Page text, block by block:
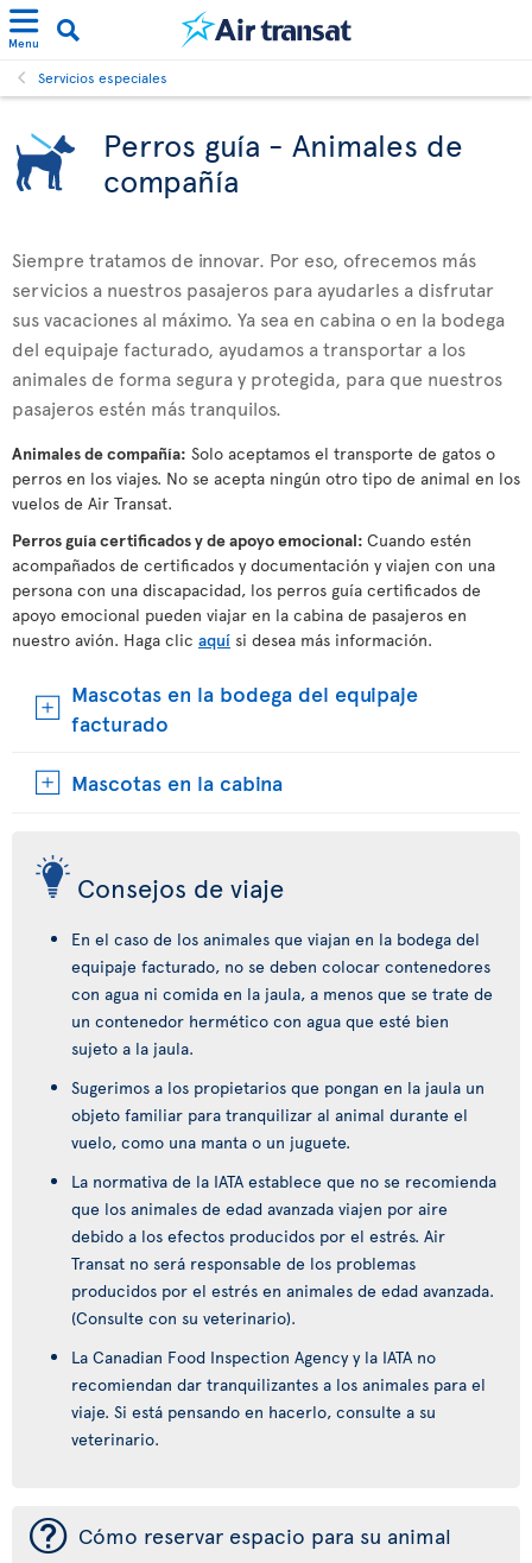
Menu
Servicios especiales
Perros guía - Animales de
compañía
Siempre tratamos de innovar. Por eso, ofrecemos más
servicios a nuestros pasajeros para ayudarles a disfrutar
sus vacaciones al máximo. Ya sea en cabina o en la bodega
del equipaje facturado, ayudamos a transportar a los
animales de forma segura y protegida, para que nuestros
pasajeros estén más tranquilos.
Animales de compañía: Solo aceptamos el transporte de gatos o
perros en los viajes. No se acepta ningún otro tipo de animal en los
vuelos de Air Transat.
Perros guía certificados y de apoyo emocional: Cuando estén
acompañados de certificados y documentación y viajen con una
persona con una discapacidad, los perros guía certificados de
apoyo emocional pueden viajar en la cabina de pasajeros en
nuestro avión. Haga clic aquí si desea más información.
Mascotas en la bodega del equipaje
facturado
Mascotas en la cabina
Consejos de viaje
En el caso de los animales que viajan en la bodega del
equipaje facturado, no se deben colocar contenedores
con agua ni comida en la jaula, a menos que se trate de
un contenedor hermético con agua que esté bien
sujeto a la jaula.
Sugerimos a los propietarios que pongan en la jaula un
objeto familiar para tranquilizar al animal durante el
vuelo, como una manta o un juguete.
La normativa de la IATA establece que no se recomienda
que los animales de edad avanzada viajen por aire
debido a los efectos producidos por el estrés. Air
Transat no será responsable de los problemas
producidos por el estrés en animales de edad avanzada.
(Consulte con su veterinario).
La Canadian Food Inspection Agency y la IATA no
recomiendan dar tranquilizantes a los animales para el
viaje. Si está pensando en hacerlo, consulte a su
veterinario.
¯ Cómo reservar espacio para su animal